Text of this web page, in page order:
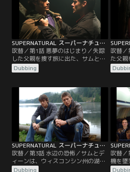
SUPERNATURAL スーパーナチュラル シーズン1 第01話／吹替
吹替／第1話 悪夢のはじまり／失踪
した父親を捜す旅に出た、サムとデ
ィーンのウィンチェスター兄弟。父
親の残したメッセージに導かれる二
っているカリフォルニアの町へと向
かい、そこで白い服を着た女性の伝
説と対峙する。かくしてサムとディ
ーンの本当の旅が始まった。
Dubbing
吹替／
た父親
人ジェ
邪悪の
事件を
森に
ブ・
物ウ
SUPERNATURAL スーパーナチュラル シーズン1 第03話／吹替
吹替／第3話 水辺の恐怖／サムとデ
ィーンは、ウィスコンシン州の湖で
起こっている、不可解な連続溺死事
Dubbing
吹替
機を墜
ラベラ